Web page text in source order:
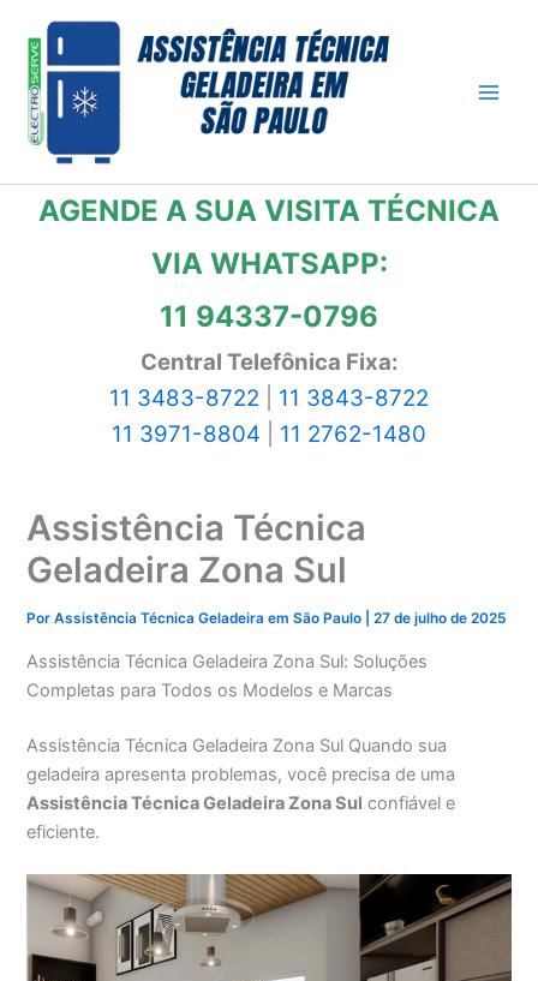
para
conteúdo
AGENDE A SUA VISITA TÉCNICA
VIA WHATSAPP:
11 94337-0796
Central Telefônica Fixa:
11 3483-8722
11 3843-8722
11 3971-8804
11 2762-1480
Assistência Técnica
Geladeira Zona Sul
PorAssistência Técnica Geladeira em São Paulo |27 de julho de 2025
Assistência Técnica Geladeira Zona Sul: Soluções
Completas para Todos os Modelos e Marcas
Assistência Técnica Geladeira Zona Sul Quando sua
geladeira apresenta problemas, você precisa de uma
Assistência Técnica Geladeira Zona Sul confiável e
eficiente.